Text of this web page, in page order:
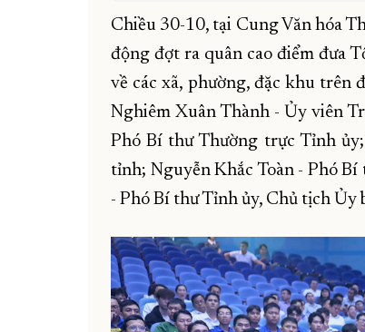
Chiều 30-10, tại Cung Văn hóa
động đợt ra quân cao điểm đưa
về các xã, phường, đặc khu trên
Nghiêm Xuân Thành - Ủy viên
Phó Bí thư Thường trực Tỉnh
tỉnh; Nguyễn Khắc Toàn - Phó
- Phó Bí thư Tỉnh ủy, Chủ tịch